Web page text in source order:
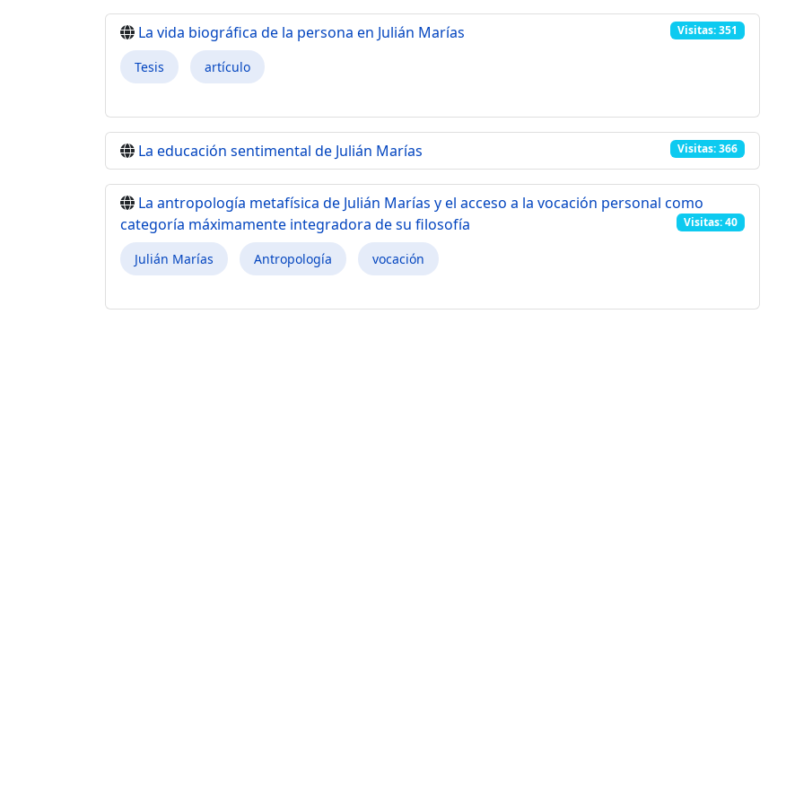
La vida biográfica de la persona en Julián Marías Visitas: 351
Tesis artículo
La educación sentimental de Julián Marías Visitas: 366
La antropología metafísica de Julián Marías y el acceso a la vocación personal como
categoría máximamente integradora de su filosofía
Visitas: 40
Julián Marías Antropología vocación